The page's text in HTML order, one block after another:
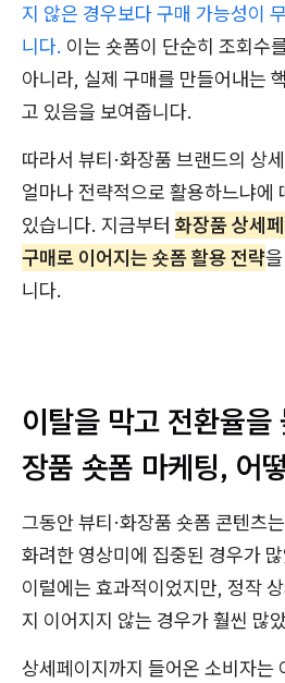
지 않은 경우보다 구매 가능성이
니다. 이는 숏폼이 단순히 조회수
아니라, 실제 구매를 만들어내는
고 있음을 보여줍니다.
따라서 뷰티·화장품 브랜드의 상
얼마나 전략적으로 활용하느냐에
있습니다. 지금부터 화장품 상세
구매로 이어지는 숏폼 활용 전략
니다.
이탈을 막고 전환율을
장품 숏폼 마케팅, 어
그동안 뷰티·화장품 숏폼 콘텐츠
화려한 영상미에 집중된 경우가
이럴에는 효과적이었지만, 정작
지 이어지지 않는 경우가 훨씬 많
상세페이지까지 들어온 소비자는